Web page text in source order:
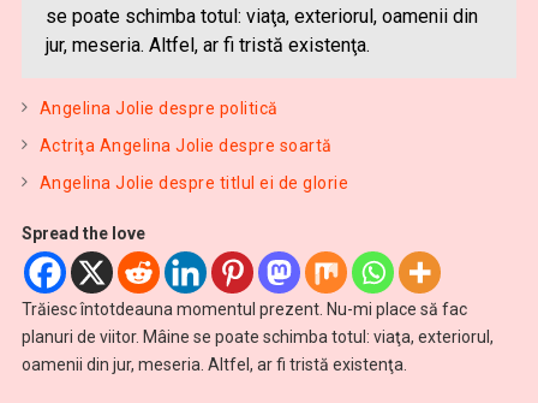
se poate schimba totul: viaţa, exteriorul, oamenii din
jur, meseria. Altfel, ar fi tristă existenţa.
Angelina Jolie despre politică
Actriţa Angelina Jolie despre soartă
Angelina Jolie despre titlul ei de glorie
Spread the love
Trăiesc întotdeauna momentul prezent. Nu-mi place să fac
planuri de viitor. Mâine se poate schimba totul: viaţa, exteriorul,
oamenii din jur, meseria. Altfel, ar fi tristă existenţa.